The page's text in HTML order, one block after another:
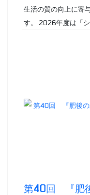
生活の質の向上に寄
す。 2026年度は「シ
第40回 『肥